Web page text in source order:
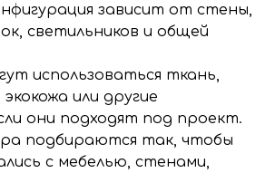
зависит от стены,
светильников и общей
использоваться ткань,
или другие
они подходят под проект.
подбираются так, чтобы
с мебелью, стенами,